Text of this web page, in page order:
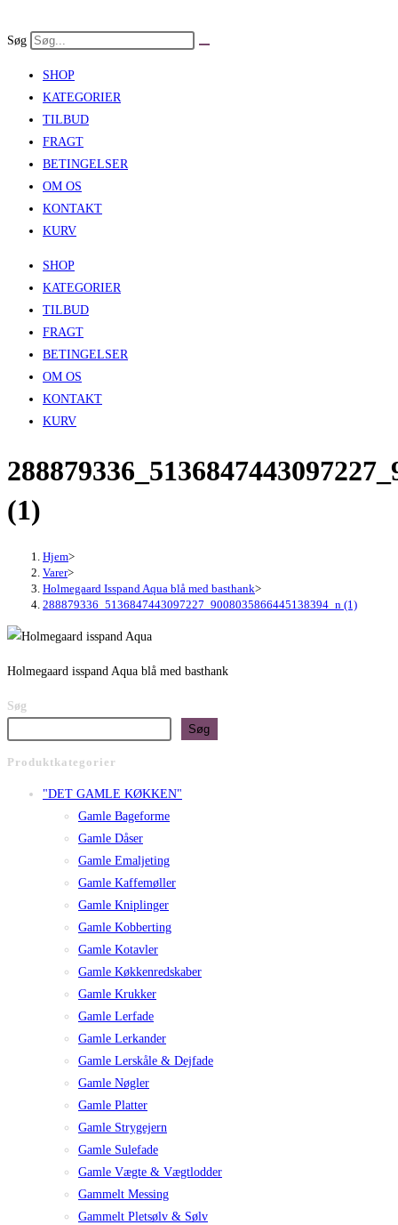
to
Søg
SHOP
KATEGORIER
TILBUD
FRAGT
BETINGELSER
OM OS
KONTAKT
KURV
SHOP
KATEGORIER
TILBUD
FRAGT
BETINGELSER
OM OS
KONTAKT
KURV
(1)
Hjem>
Varer>
Holmegaard Isspand Aqua blå med basthank>
288879336_5136847443097227_9008035866445138394_n (1)
Holmegaard isspand Aqua blå med basthank
Søg
Søg
Produktkategorier
"DET GAMLE KØKKEN"
Gamle Bageforme
Gamle Dåser
Gamle Emaljeting
Gamle Kaffemøller
Gamle Kniplinger
Gamle Kobberting
Gamle Kotavler
Gamle Køkkenredskaber
Gamle Krukker
Gamle Lerfade
Gamle Lerkander
Gamle Lerskåle & Dejfade
Gamle Nøgler
Gamle Platter
Gamle Strygejern
Gamle Sulefade
Gamle Vægte & Vægtlodder
Gammelt Messing
Gammelt Pletsølv & Sølv